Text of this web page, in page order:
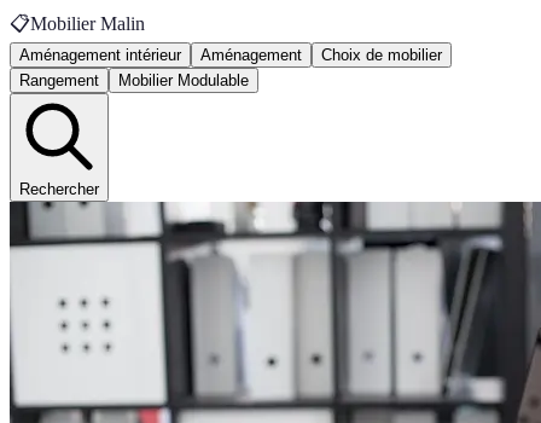
📋Mobilier Malin
Aménagement intérieur Aménagement
Choix de mobilier
Rangement
Mobilier Modulable
Rechercher